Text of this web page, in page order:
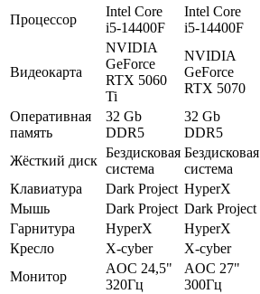
Процессор
Intel Core
i5-14400F
Intel Core
i5-14400F
Видеокарта
NVIDIA
GeForce
RTX 5060
Ti
NVIDIA
GeForce
RTX 5070
Оперативная
память
32 Gb
DDR5
32 Gb
DDR5
Жёсткий диск
Бездисковая
система
Бездисковая
система
Клавиатура
Dark Project HyperX
Мышь
Dark Project Dark Project
Гарнитура
HyperX HyperX
Кресло
X-cyber X-cyber
Монитор
AOC 24,5"
320Гц
AOC 27"
300Гц